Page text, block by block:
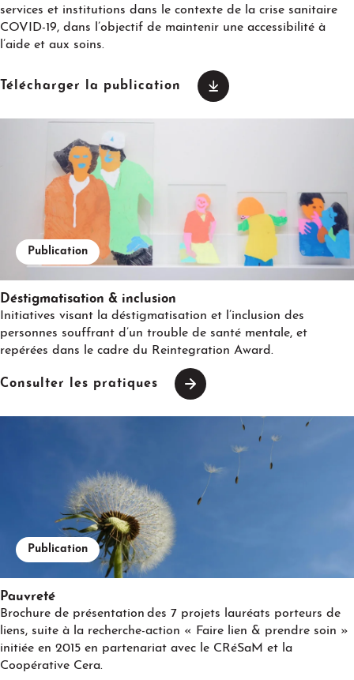
services et institutions dans le contexte de la crise sanitaire
COVID-19, dans l’objectif de maintenir une accessibilité à
l’aide et aux soins.
Télécharger la publication
Publication
Déstigmatisation & inclusion
Initiatives visant la déstigmatisation et l’inclusion des
personnes souffrant d’un trouble de santé mentale, et
repérées dans le cadre du Reintegration Award.
Consulter les pratiques
Publication
Pauvreté
Brochure de présentation des 7 projets lauréats porteurs de
liens, suite à la recherche-action « Faire lien & prendre soin »
initiée en 2015 en partenariat avec le CRéSaM et la
Coopérative Cera.